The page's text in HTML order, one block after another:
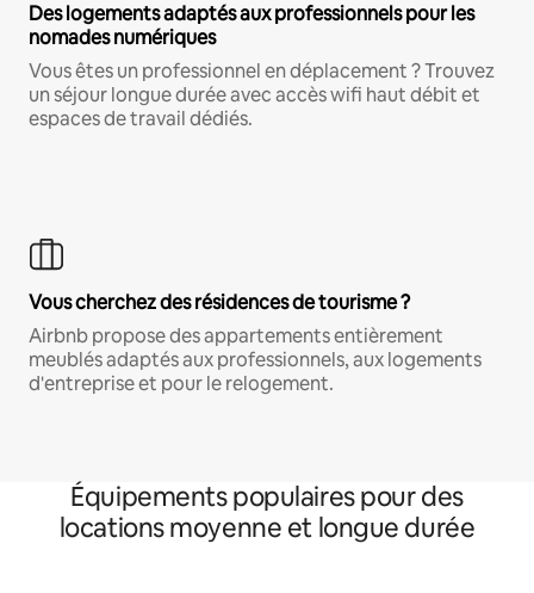
Des logements adaptés aux professionnels pour les
nomades numériques
Vous êtes un professionnel en déplacement ? Trouvez
un séjour longue durée avec accès wifi haut débit et
espaces de travail dédiés.
Vous cherchez des résidences de tourisme ?
Airbnb propose des appartements entièrement
meublés adaptés aux professionnels, aux logements
d'entreprise et pour le relogement.
Équipements populaires pour des
locations moyenne et longue durée